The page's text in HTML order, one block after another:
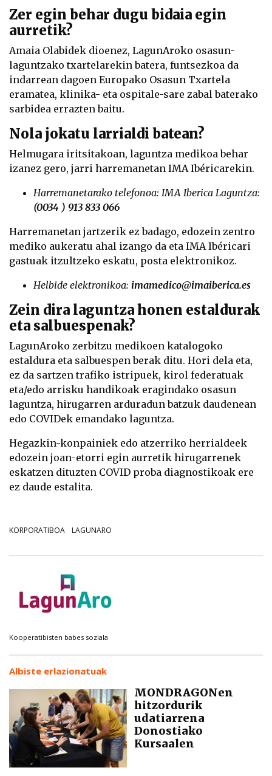
Zer egin behar dugu bidaia egin
aurretik?
Amaia Olabidek dioenez, LagunAroko osasun-
laguntzako txartelarekin batera, funtsezkoa da
indarrean dagoen Europako Osasun Txartela
eramatea, klinika- eta ospitale-sare zabal baterako
sarbidea errazten baitu.
Nola jokatu larrialdi batean?
Helmugara iritsitakoan, laguntza medikoa behar
izanez gero, jarri harremanetan IMA Ibéricarekin.
Harremanetarako telefonoa: IMA Iberica Laguntza:
(0034 ) 913 833 066
Harremanetan jartzerik ez badago, edozein zentro
mediko aukeratu ahal izango da eta IMA Ibéricari
gastuak itzultzeko eskatu, posta elektronikoz.
Helbide elektronikoa: imamedico@imaiberica.es
Zein dira laguntza honen estaldurak
eta salbuespenak?
LagunAroko zerbitzu medikoen katalogoko
estaldura eta salbuespen berak ditu. Hori dela eta,
ez da sartzen trafiko istripuek, kirol federatuak
eta/edo arrisku handikoak eragindako osasun
laguntza, hirugarren arduradun batzuk daudenean
edo COVIDek emandako laguntza.
Hegazkin-konpainiek edo atzerriko herrialdeek
edozein joan-etorri egin aurretik hirugarrenek
eskatzen dituzten COVID proba diagnostikoak ere
ez daude estalita.
KORPORATIBOA LAGUNARO
Kooperatibisten babes soziala
Albiste erlazionatuak
MONDRAGONen
hitzordurik
udatiarrena
Donostiako
Kursaalen